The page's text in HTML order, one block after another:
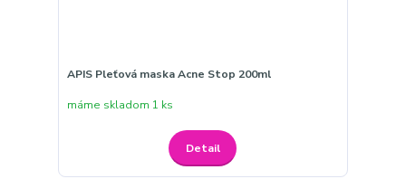
APIS Pleťová maska Acne Stop 200ml
máme skladom 1 ks
Detail